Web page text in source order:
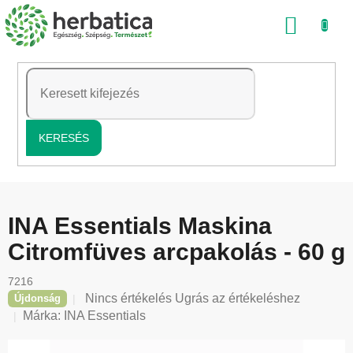
Ugrás
a
tartalomhoz
KERESÉS
INA Essentials Maskina
Citromfüves arcpakolás - 60 g
7216
Újdonság
A
termék
Nincs értékelés Ugrás az értékeléshez
Márka:
INA Essentials